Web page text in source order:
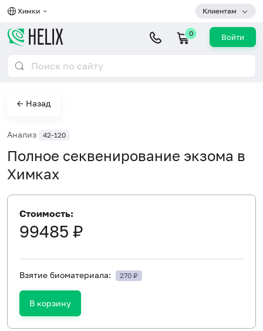
Химки Клиентам
0 Войти
← Назад
Анализ 42-120
Полное секвенирование экзома в
Химках
Стоимость:
99485 ₽
Взятие биоматериала: 270 ₽
В корзину